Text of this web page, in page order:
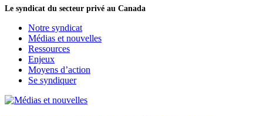
Le syndicat du secteur privé au Canada
Notre syndicat
Médias et nouvelles
Ressources
Enjeux
Moyens d’action
Se syndiquer